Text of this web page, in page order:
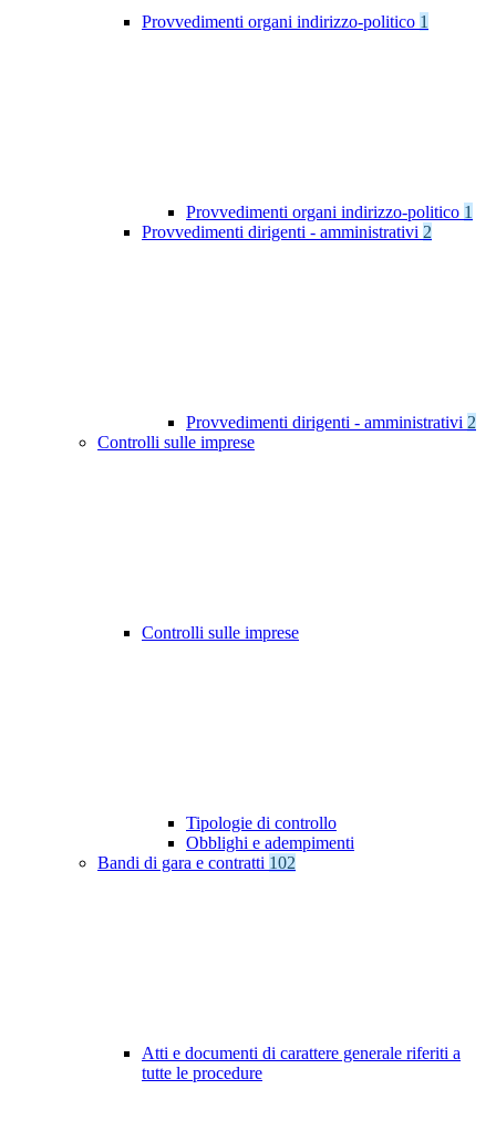
Provvedimenti organi indirizzo-politico 1
Provvedimenti organi indirizzo-politico 1
Provvedimenti dirigenti - amministrativi 2
Provvedimenti dirigenti - amministrativi 2
Controlli sulle imprese
Controlli sulle imprese
Tipologie di controllo
Obblighi e adempimenti
Bandi di gara e contratti 102
Atti e documenti di carattere generale riferiti a
tutte le procedure